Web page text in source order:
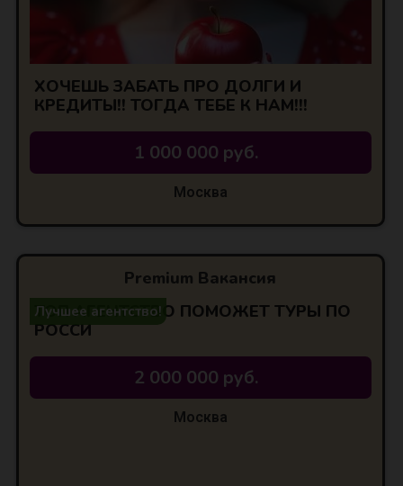
ХОЧЕШЬ ЗАБАТЬ ПРО ДОЛГИ И
КРЕДИТЫ!! ТОГДА ТЕБЕ К НАМ!!!
1 000 000 руб.
Москва
Premium Вакансия
Лучшее агентство!
ТОП АГЕНТСТВО ПОМОЖЕТ ТУРЫ ПО
РОССИ
2 000 000 руб.
Москва